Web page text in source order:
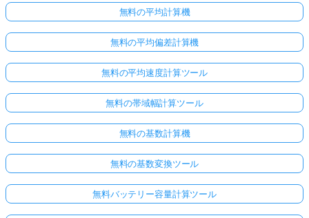
無料の平均計算機
無料の平均偏差計算機
無料の平均速度計算ツール
無料の帯域幅計算ツール
無料の基数計算機
無料の基数変換ツール
無料バッテリー容量計算ツール